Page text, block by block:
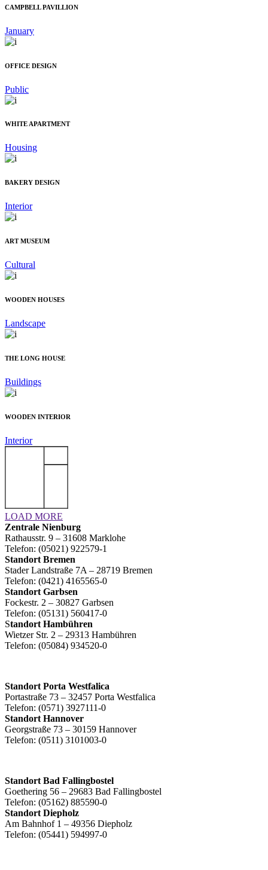
CAMPBELL PAVILLION
January
OFFICE DESIGN
Public
WHITE APARTMENT
Housing
BAKERY DESIGN
Interior
ART MUSEUM
Cultural
WOODEN HOUSES
Landscape
THE LONG HOUSE
Buildings
WOODEN INTERIOR
Interior
LOAD MORE
Zentrale Nienburg
Rathausstr. 9 – 31608 Marklohe
Telefon: (05021) 922579-1
Standort Bremen
Stader Landstraße 7A – 28719 Bremen
Telefon: (0421) 4165565-0
Standort Garbsen
Fockestr. 2 – 30827 Garbsen
Telefon: (05131) 560417-0
Standort Hambühren
Wietzer Str. 2 – 29313 Hambühren
Telefon: (05084) 934520-0
Standort Porta Westfalica
Portastraße 73 – 32457 Porta Westfalica
Telefon: (0571) 3927111-0
Standort Hannover
Georgstraße 73 – 30159 Hannover
Telefon: (0511) 3101003-0
Standort Bad Fallingbostel
Goethering 56 – 29683 Bad Fallingbostel
Telefon: (05162) 885590-0
Standort Diepholz
Am Bahnhof 1 – 49356 Diepholz
Telefon: (05441) 594997-0